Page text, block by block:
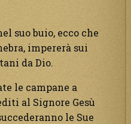
suo buio, ecco che
impererà sui
da Dio.
le campane a
al Signore Gesù
le Sue